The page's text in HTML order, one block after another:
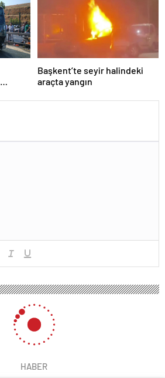
Başkent’te seyir halindeki
araçta yangın
HABER